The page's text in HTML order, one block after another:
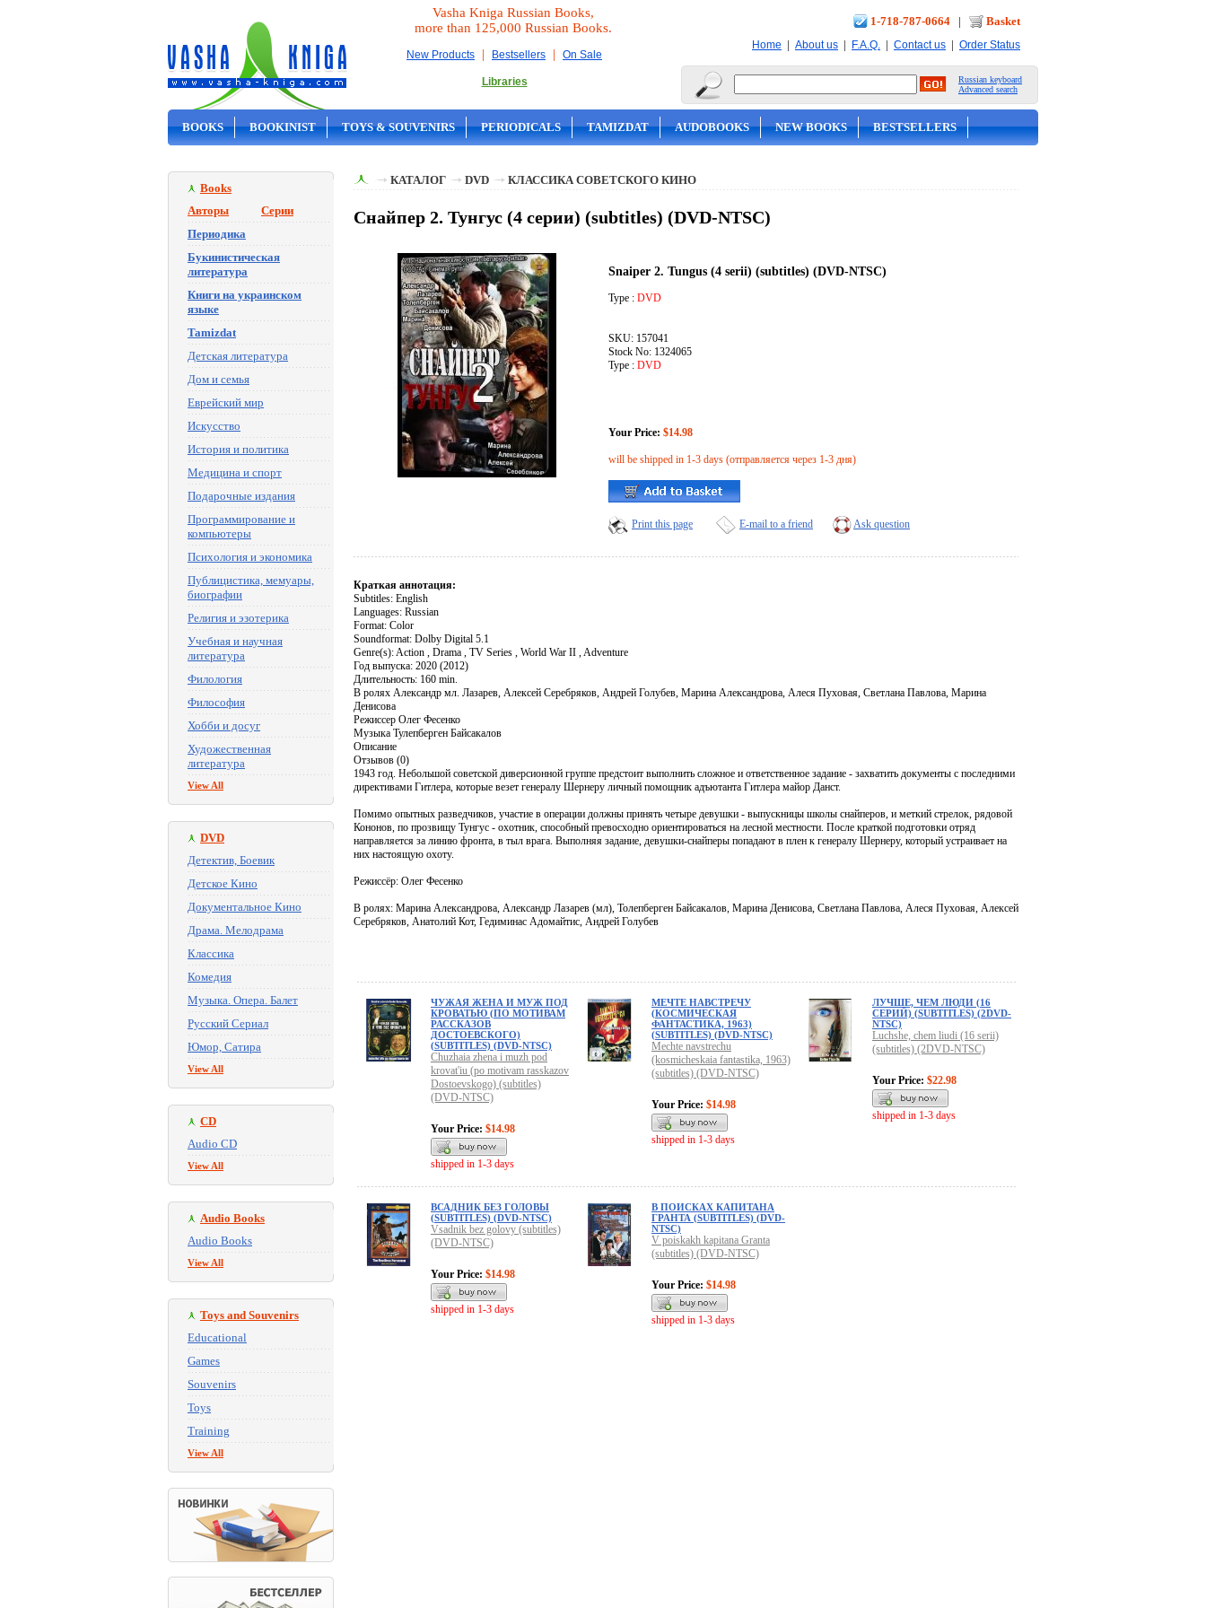
Vasha Kniga Russian Books,
more than 125,000 Russian Books.
New Products | Bestsellers | On Sale
Libraries
1-718-787-0664 | Basket
Home | About us | F.A.Q. | Contact us | Order Status
Russian keyboard
Advanced search
BOOKS BOOKINIST TOYS & SOUVENIRS PERIODICALS TAMIZDAT AUDOBOOKS NEW BOOKS BESTSELLERS
Books
Авторы
Серии
Периодика
Букинистическая
литература
Книги на украинском
языке
Tamizdat
Детская литература
Дом и семья
Еврейский мир
Искусство
История и политика
Медицина и спорт
Подарочные издания
Программирование и
компьютеры
Психология и экономика
Публицистика, мемуары,
биографии
Религия и эзотерика
Учебная и научная
литература
Филология
Философия
Хобби и досуг
Художественная
литература
View All
DVD
Детектив, Боевик
Детское Кино
Документальное Кино
Драма. Мелодрама
Классика
Комедия
Музыка. Опера. Балет
Русский Сериал
Юмор, Сатира
View All
CD
Audio CD
View All
Audio Books
Audio Books
View All
Toys and Souvenirs
Educational
Games
Souvenirs
Toys
Training
View All
КАТАЛОГ DVD КЛАССИКА СОВЕТСКОГО КИНО
Снайпер 2. Тунгус (4 серии) (subtitles) (DVD-NTSC)
Snaiper 2. Tungus (4 serii) (subtitles) (DVD-NTSC)
Type : DVD
SKU: 157041
Stock No: 1324065
Type : DVD
Your Price: $14.98
will be shipped in 1-3 days (отправляется через 1-3 дня)
Print this page E-mail to a friend Ask question
Краткая аннотация:
Subtitles: English
Languages: Russian
Format: Color
Soundformat: Dolby Digital 5.1
Genre(s): Action , Drama , TV Series , World War II , Adventure
Год выпуска: 2020 (2012)
Длительность: 160 min.
В ролях Александр мл. Лазарев, Алексей Серебряков, Андрей Голубев, Марина Александрова, Алеся Пуховая, Светлана Павлова, Марина
Денисова
Режиссер Олег Фесенко
Музыка Тулепберген Байсакалов
Описание
Отзывов (0)
1943 год. Небольшой советской диверсионной группе предстоит выполнить сложное и ответственное задание - захватить документы с последними
директивами Гитлера, которые везет генералу Шернеру личный помощник адъютанта Гитлера майор Данст.
Помимо опытных разведчиков, участие в операции должны принять четыре девушки - выпускницы школы снайперов, и меткий стрелок, рядовой
Кононов, по прозвищу Тунгус - охотник, способный превосходно ориентироваться на лесной местности. После краткой подготовки отряд
направляется за линию фронта, в тыл врага. Выполняя задание, девушки-снайперы попадают в плен к генералу Шернеру, который устраивает на
них настоящую охоту.
Режиссёр: Олег Фесенко
В ролях: Марина Александрова, Александр Лазарев (мл), Толепберген Байсакалов, Марина Денисова, Светлана Павлова, Алеся Пуховая, Алексей
Серебряков, Анатолий Кот, Гедиминас Адомайтис, Андрей Голубев
ЧУЖАЯ ЖЕНА И МУЖ ПОД
КРОВАТЬЮ (ПО МОТИВАМ
РАССКАЗОВ
ДОСТОЕВСКОГО)
(SUBTITLES) (DVD-NTSC)
Chuzhaia zhena i muzh pod
krovat'iu (po motivam rasskazov
Dostoevskogo) (subtitles)
(DVD-NTSC)
Your Price: $14.98
shipped in 1-3 days
МЕЧТЕ НАВСТРЕЧУ
(КОСМИЧЕСКАЯ
ФАНТАСТИКА, 1963)
(SUBTITLES) (DVD-NTSC)
Mechte navstrechu
(kosmicheskaia fantastika, 1963)
(subtitles) (DVD-NTSC)
Your Price: $14.98
shipped in 1-3 days
ЛУЧШЕ, ЧЕМ ЛЮДИ (16
СЕРИЙ) (SUBTITLES) (2DVD-
NTSC)
Luchshe, chem liudi (16 serii)
(subtitles) (2DVD-NTSC)
Your Price: $22.98
shipped in 1-3 days
ВСАДНИК БЕЗ ГОЛОВЫ
(SUBTITLES) (DVD-NTSC)
Vsadnik bez golovy (subtitles)
(DVD-NTSC)
Your Price: $14.98
shipped in 1-3 days
В ПОИСКАХ КАПИТАНА
ГРАНТА (SUBTITLES) (DVD-
NTSC)
V poiskakh kapitana Granta
(subtitles) (DVD-NTSC)
Your Price: $14.98
shipped in 1-3 days